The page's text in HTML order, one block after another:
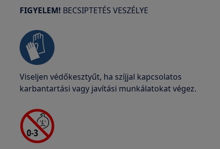
FIGYELEM! BECSIPTETÉS VESZÉLYE
Viseljen védőkesztyűt, ha szíjjal kapcsolatos
karbantartási vagy javítási munkálatokat végez.